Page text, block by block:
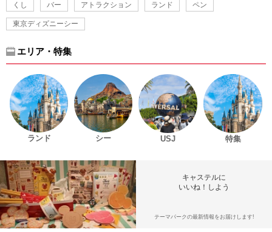
くし バー アトラクション ランド ペン
東京ディズニーシー
エリア・特集
ランド シー USJ 特集
キャステルに
いいね！しよう
テーマパークの最新情報をお届けします!